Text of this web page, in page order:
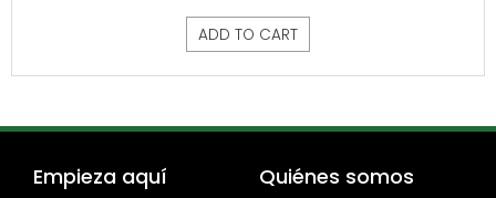
ADD TO CART
Empieza aquí Quiénes somos